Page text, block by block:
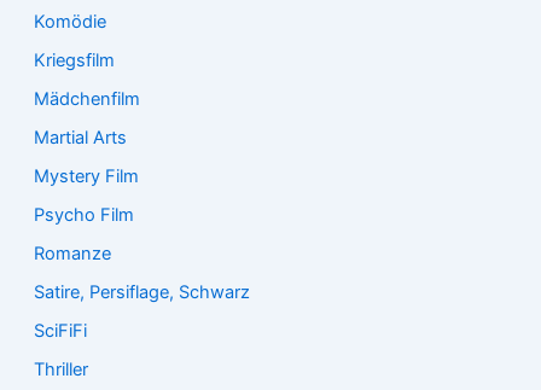
Komödie
Kriegsfilm
Mädchenfilm
Martial Arts
Mystery Film
Psycho Film
Romanze
Satire, Persiflage, Schwarz
SciFiFi
Thriller